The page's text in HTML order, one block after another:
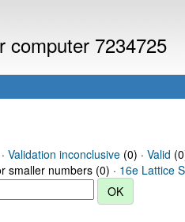
computer 7234725
Validation inconclusive(0) · Valid
smaller numbers (0) · 16e Lattice